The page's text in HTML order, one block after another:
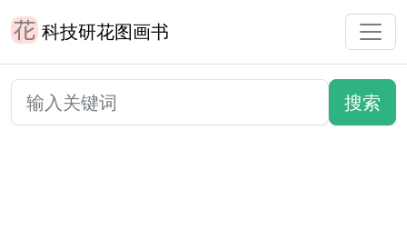
科技研花图画书